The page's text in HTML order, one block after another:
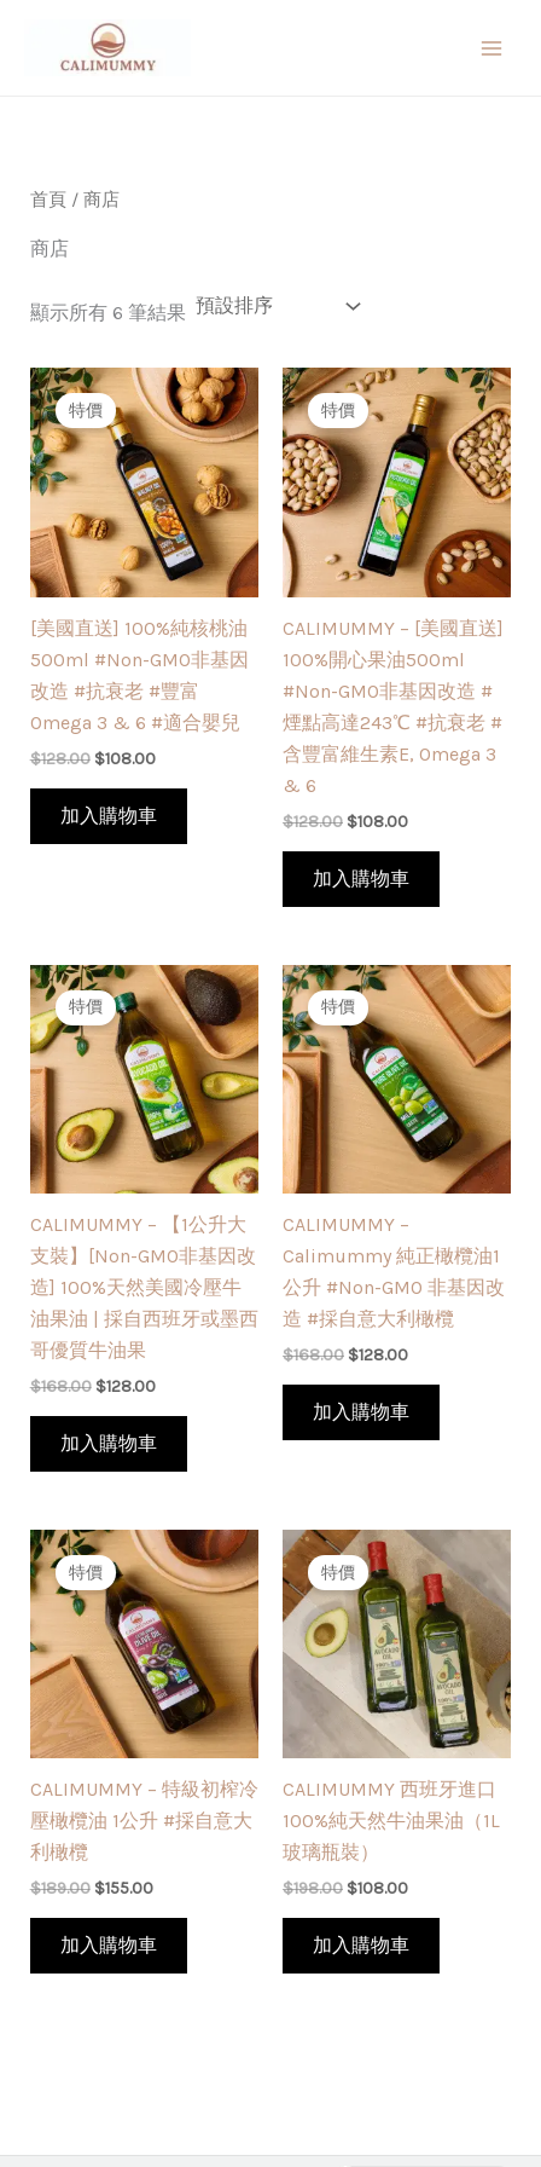
首頁 / 商店
商店
顯示所有 6 筆結果
特價
[美國直送] 100%純核桃油
500ml #Non-GMO非基因
改造 #抗衰老 #豐富
Omega 3 & 6 #適合嬰兒
$128.00
原
始
價
格：
$128.00。
$108.00
目
前
價
格：
$108.00。
加入購物車
特價
CALIMUMMY – [美國直送]
100%開心果油500ml
#Non-GMO非基因改造 #
煙點高達243℃ #抗衰老 #
含豐富維生素E, Omega 3
& 6
$128.00
原
始
價
格：
$128.00。
$108.00
目
前
價
格：
$108.00。
加入購物車
特價
CALIMUMMY – 【1公升大
支裝】[Non-GMO非基因改
造] 100%天然美國冷壓牛
油果油 | 採自西班牙或墨西
哥優質牛油果
$168.00
原
始
價
格：
$168.00。
$128.00
目
前
價
格：
$128.00。
加入購物車
特價
CALIMUMMY –
Calimummy 純正橄欖油1
公升 #Non-GMO 非基因改
造 #採自意大利橄欖
$168.00
原
始
價
格：
$168.00。
$128.00
目
前
格：
$128.00。
加入購物車
特價
CALIMUMMY – 特級初榨冷
壓橄欖油 1公升 #採自意大
利橄欖
$189.00
原
始
價
格：
$189.00。
$155.00
目
前
價
格：
$155.00。
加入購物車
特價
CALIMUMMY 西班牙進口
100%純天然牛油果油（1L
玻璃瓶裝）
$198.00
原
始
價
格：
$198.00。
$108.00
目
前
價
格：
$108.00。
加入購物車